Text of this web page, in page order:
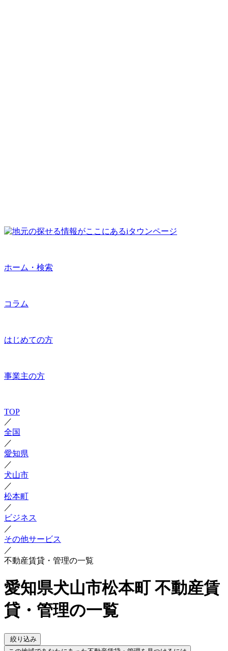
ホーム・検索
コラム
はじめての方
事業主の方
TOP
／
全国
／
愛知県
／
犬山市
／
松本町
／
ビジネス
／
その他サービス
／
不動産賃貸・管理の一覧
愛知県犬山市松本町 不動産賃
貸・管理の一覧
絞り込み